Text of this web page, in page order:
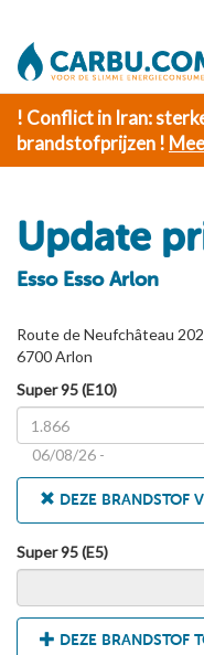
! Conflict in Iran:
brandstofprijzen !
Update
Esso Esso Arlon
Route de Neufchâteau 202
6700 Arlon
Super 95 (E10)
06/08/26 -
DEZE BRANDSTOF
Super 95 (E5)
DEZE BRANDSTOF